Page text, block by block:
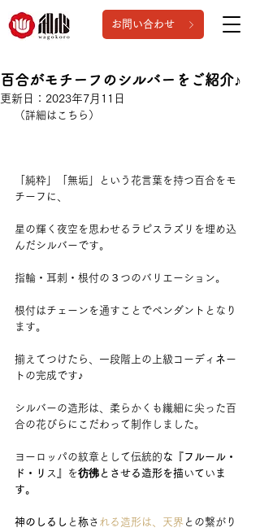
お問い合わせ
百合がモチーフのシルバーをご紹介♪
更新日： 2023年7月11日
（詳細はこちら）
「純粋」「無垢」という花言葉を持つ百合をモ
チーフに、
星の輝く夜空を思わせるラピスラズリを埋め込
んだシルバーです。
指輪・耳刺・根付の３つのバリエーション。
根付はチェーンを通すことでペンダントとなり
ます。
揃えてつけたら、一段階上の上級コーディ ネー
トの完成です♪
シルバーの造形は、柔らかくも繊細に尖った百
合の花びらにこだわって制作しました。
ヨーロッパの紋章として伝統的 な『フルール・
ド・リ ス 』 を彷彿とさせる造形を描いて い ま
す。
神のしるし と 称 さ れる造形は、天界 との繋がり